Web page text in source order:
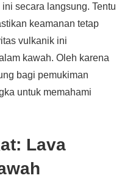
secara langsung. Tentu
keamanan tetap
vulkanik ini
kawah. Oleh karena
bagi pemukiman
untuk memahami
Lava